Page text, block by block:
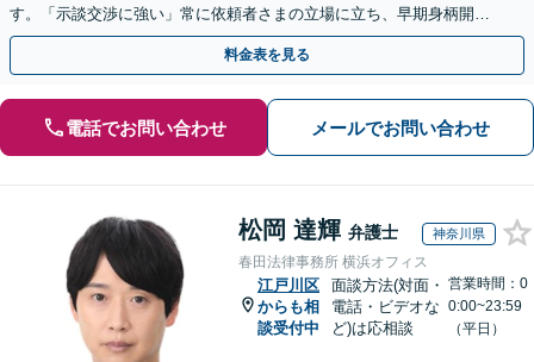
す。「示談交渉に強い」常に依頼者さまの立場に立ち、早期身柄開放
を目指します【休日・夜間相談可】【東池袋駅5分】
料金表を見る
電話でお問い合わせ メールでお問い合わせ
松岡 達輝 弁護士 神奈川県
春田法律事務所 横浜オフィス
江戸川区
からも相
談受付中
面談方法(対面・
電話・ビデオな
ど)は応相談
営業時間：0
0:00~23:59
（平日）